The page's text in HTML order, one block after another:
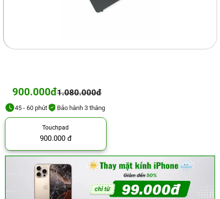
900.000đ1.080.000đ
45 - 60 phút Bảo hành 3 tháng
Touchpad
900.000 đ